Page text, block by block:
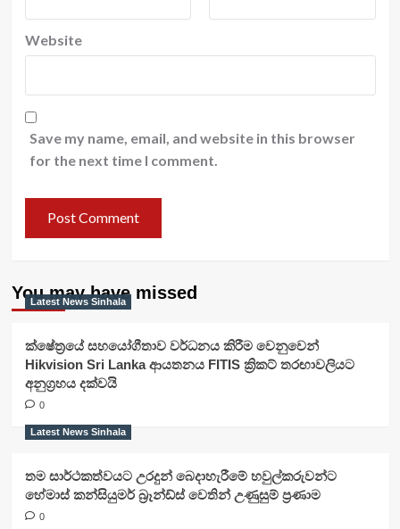
Website
Save my name, email, and website in this browser
for the next time I comment.
You may have missed
Latest News Sinhala
ක්ෂේත්‍රයේ සහයෝගීතාව වර්ධනය කිරීම වෙනුවෙන්
Hikvision Sri Lanka ආයතනය FITIS ක්‍රිකට් තරඟාවලියට
අනුග්‍රහය දක්වයි
0
Latest News Sinhala
තම සාර්ථකත්වයට උරදුන් බෙදාහැරීමේ හවුල්කරුවන්ට
හේමාස් කන්සියුමර් බ්‍රෑන්ඩ්ස් වෙතින් උණුසුම් ප්‍රණාම
0